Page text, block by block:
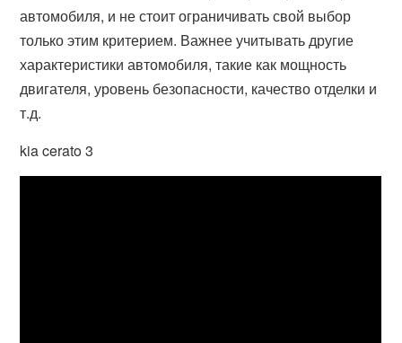
автомобиля, и не стоит ограничивать свой выбор
только этим критерием. Важнее учитывать другие
характеристики автомобиля, такие как мощность
двигателя, уровень безопасности, качество отделки и
т.д.
kia cerato 3